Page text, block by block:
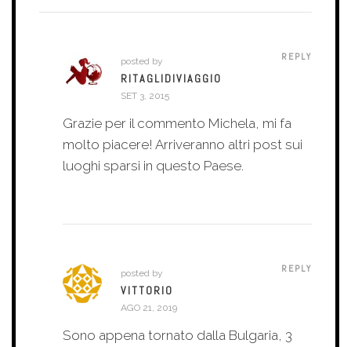
posted by
RITAGLIDIVIAGGIO
SET 3, 2015
REPLY
Grazie per il commento Michela, mi fa
molto piacere! Arriveranno altri post sui
luoghi sparsi in questo Paese.
posted by
VITTORIO
AGO 21, 2019
REPLY
Sono appena tornato dalla Bulgaria, 3